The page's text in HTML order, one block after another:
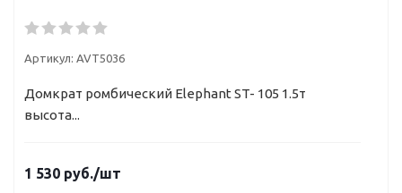
Артикул: AVT5036
Домкрат ромбический Elephant ST- 105 1.5т
высота...
1 530 руб./шт